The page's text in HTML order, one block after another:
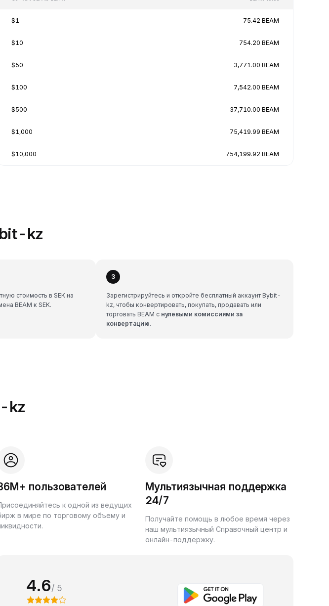
$1 75.42 BEAM
$10 754.20 BEAM
$50 3,771.00 BEAM
$100 7,542.00 BEAM
$500 37,710.00 BEAM
$1,000 75,419.99 BEAM
$10,000 754,199.92 BEAM
kz
стоимость в SEK на
BEAM к SEK.
3
Зарегистрируйтесь и откройте бесплатный аккаунт Bybit-
kz, чтобы конвертировать, покупать, продавать или
торговать BEAM с нулевыми комиссиями за
конвертацию.
kz
пользователей
к одной из ведущих
в мире по торговому объему и
Мультиязычная поддержка
24/7
Получайте помощь в любое время через
наш мультиязычный Справочный центр и
онлайн-поддержку.
4.6/ 5